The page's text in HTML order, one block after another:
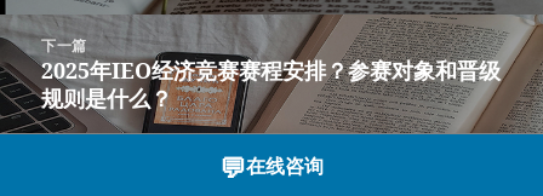
文
章：
下一篇
下
篇
文
2025年IEO经济竞赛赛程安排？参赛对象和晋级
规则是什么？
💬在线咨询